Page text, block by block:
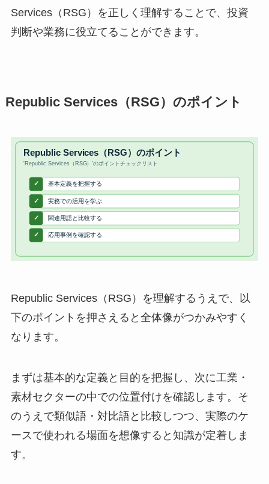
Services（RSG）を正しく理解することで、投資
判断や業務に役立てることができます。
Republic Services（RSG）のポイント
Republic Services（RSG）を理解するうえで、以
下のポイントを押さえると全体像がつかみやすく
なります。
まずは基本的な定義と目的を把握し、次に工業・
素材セクターの中での位置付けを確認します。そ
のうえで類似語・対比語と比較しつつ、実際のケ
ースで使われる場面を想像すると知識が定着しま
す。